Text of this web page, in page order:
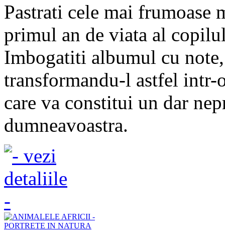
Pastrati cele mai frumoase
primul an de viata al
Imbogatiti albumul cu
transformandu-l astfel intr-
care va constitui un dar
dumneavoastra.